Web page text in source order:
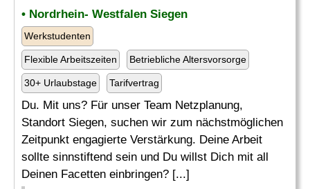
• Nordrhein- Westfalen Siegen
Werkstudenten
Flexible Arbeitszeiten Betriebliche Altersvorsorge
30+ Urlaubstage Tarifvertrag
Du. Mit uns? Für unser Team Netzplanung,
Standort Siegen, suchen wir zum nächstmöglichen
Zeitpunkt engagierte Verstärkung. Deine Arbeit
sollte sinnstiftend sein und Du willst Dich mit all
Deinen Facetten einbringen? [...]